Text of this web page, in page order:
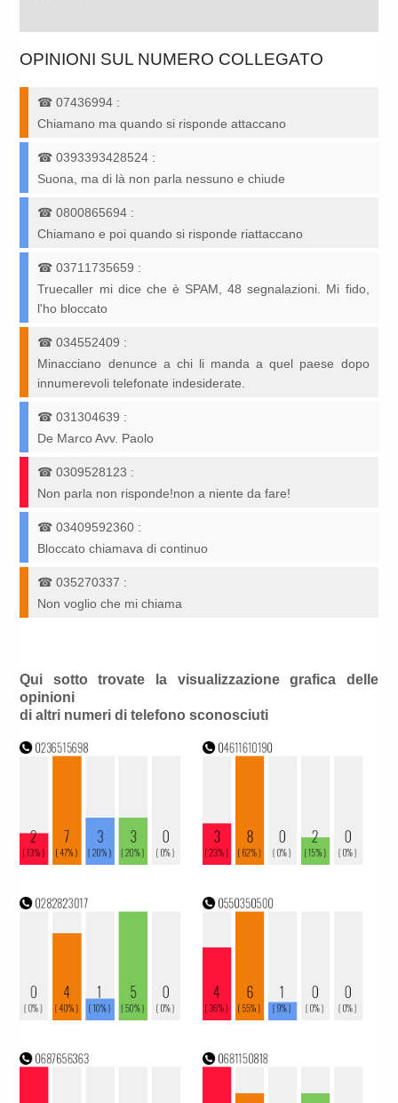
OPINIONI SUL NUMERO COLLEGATO
☎07436994 :
Chiamano ma quando si risponde attaccano
☎0393393428524 :
Suona, ma di là non parla nessuno e chiude
☎0800865694 :
Chiamano e poi quando si risponde riattaccano
☎03711735659 :
Truecaller mi dice che è SPAM, 48 segnalazioni. Mi fido,
l'ho bloccato
☎034552409 :
Minacciano denunce a chi li manda a quel paese dopo
innumerevoli telefonate indesiderate.
☎031304639 :
De Marco Avv. Paolo
☎0309528123 :
Non parla non risponde!non a niente da fare!
☎03409592360 :
Bloccato chiamava di continuo
☎035270337 :
Non voglio che mi chiama
Qui sotto trovate la visualizzazione grafica delle
opinioni
di altri numeri di telefono sconosciuti